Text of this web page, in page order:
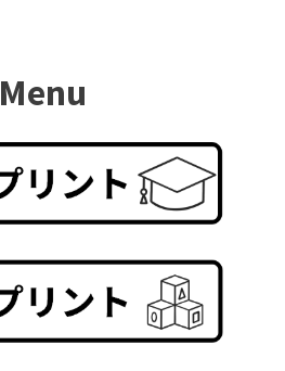
Menu